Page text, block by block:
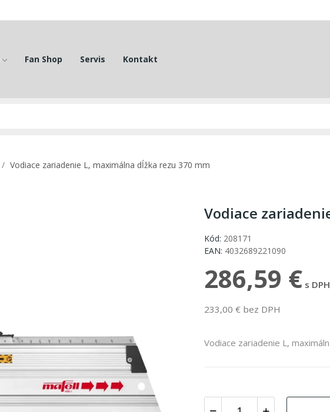
Fan Shop Servis Kontakt
Vodiace zariadenie L, maximálna dĺžka rezu 370 mm
Vodiace
Kód: 208171
EAN: 4032689221090
286,59 € s DPH
233,00 € bez DPH
Vodiace zariadenie L,